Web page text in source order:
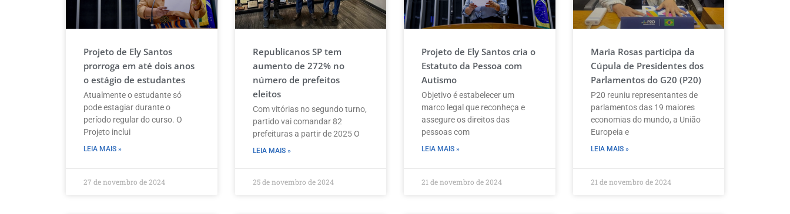
Projeto de Ely Santos
prorroga em até dois anos
o estágio de estudantes
Atualmente o estudante só
pode estagiar durante o
período regular do curso. O
Projeto inclui
LEIA MAIS »
27 de novembro de 2024
Republicanos SP tem
aumento de 272% no
número de prefeitos
eleitos
Com vitórias no segundo turno,
partido vai comandar 82
prefeituras a partir de 2025 O
LEIA MAIS »
25 de novembro de 2024
Projeto de Ely Santos cria o
Estatuto da Pessoa com
Autismo
Objetivo é estabelecer um
marco legal que reconheça e
assegure os direitos das
pessoas com
LEIA MAIS »
21 de novembro de 2024
Maria Rosas participa da
Cúpula de Presidentes dos
Parlamentos do G20 (P20)
P20 reuniu representantes de
parlamentos das 19 maiores
economias do mundo, a União
Europeia e
LEIA MAIS »
21 de novembro de 2024